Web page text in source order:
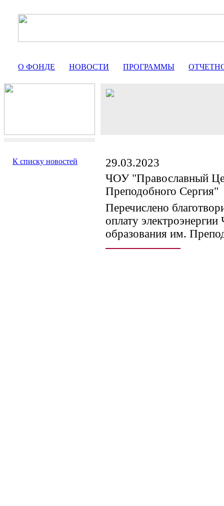
О ФОНДЕ НОВОСТИ ПРОГРАММЫ
К списку новостей
29.03.2023
ЧОУ "Православный
Преподобного Сергия"
Перечислено
оплату
образования им.